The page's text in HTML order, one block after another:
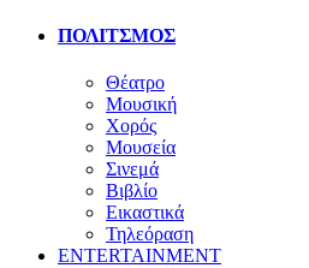
ΠΟΛΙΤΣΜΟΣ
Θέατρο
Μουσική
Χορός
Μουσεία
Σινεμά
Βιβλίο
Εικαστικά
Τηλεόραση
ENTERTAINMENT